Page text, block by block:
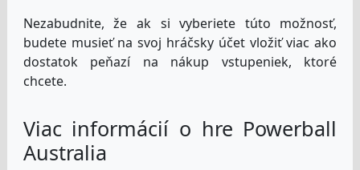
Nezabudnite, že ak si vyberiete túto možnosť,
budete musieť na svoj hráčsky účet vložiť viac ako
dostatok peňazí na nákup vstupeniek, ktoré
chcete.
Viac informácií o hre Powerball
Australia